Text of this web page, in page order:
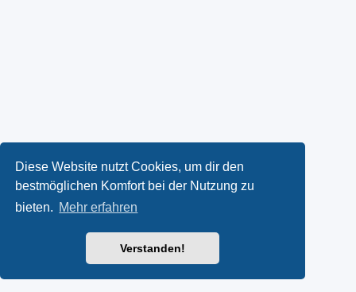
Diese Website nutzt Cookies, um dir den
bestmöglichen Komfort bei der Nutzung zu
bieten. Mehr erfahren
Verstanden!